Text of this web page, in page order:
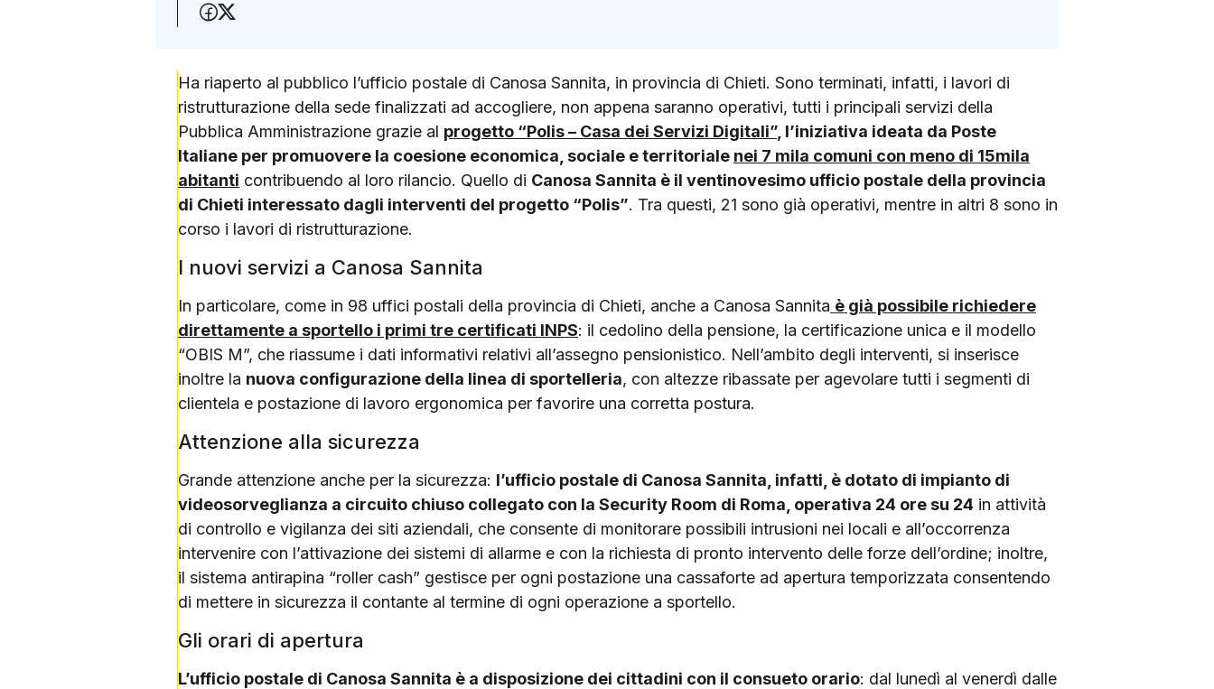
Condividi su Facebook
Ha riaperto al pubblico l’ufficio postale di Canosa Sannita, in provincia di Chieti. Sono terminati, infatti, i lavori di
ristrutturazione della sede finalizzati ad accogliere, non appena saranno operativi, tutti i principali servizi della
Pubblica Amministrazione grazie al progetto “Polis – Casa dei Servizi Digitali”, l’iniziativa ideata da Poste
Italiane per promuovere la coesione economica, sociale e territoriale nei 7 mila comuni con meno di 15mila
abitanti contribuendo al loro rilancio. Quello di Canosa Sannita è il ventinovesimo ufficio postale della provincia
di Chieti interessato dagli interventi del progetto “Polis”. Tra questi, 21 sono già operativi, mentre in altri 8 sono in
corso i lavori di ristrutturazione.
I nuovi servizi a Canosa Sannita
In particolare, come in 98 uffici postali della provincia di Chieti, anche a Canosa Sannita è già possibile richiedere
direttamente a sportello i primi tre certificati INPS: il cedolino della pensione, la certificazione unica e il modello
“OBIS M”, che riassume i dati informativi relativi all’assegno pensionistico. Nell’ambito degli interventi, si inserisce
inoltre la nuova configurazione della linea di sportelleria, con altezze ribassate per agevolare tutti i segmenti di
clientela e postazione di lavoro ergonomica per favorire una corretta postura.
Attenzione alla sicurezza
Grande attenzione anche per la sicurezza: l’ufficio postale di Canosa Sannita, infatti, è dotato di impianto di
videosorveglianza a circuito chiuso collegato con la Security Room di Roma, operativa 24 ore su 24 in attività
di controllo e vigilanza dei siti aziendali, che consente di monitorare possibili intrusioni nei locali e all’occorrenza
intervenire con l’attivazione dei sistemi di allarme e con la richiesta di pronto intervento delle forze dell’ordine; inoltre,
il sistema antirapina “roller cash” gestisce per ogni postazione una cassaforte ad apertura temporizzata consentendo
di mettere in sicurezza il contante al termine di ogni operazione a sportello.
Gli orari di apertura
L’ufficio postale di Canosa Sannita è a disposizione dei cittadini con il consueto orario: dal lunedì al venerdì dalle